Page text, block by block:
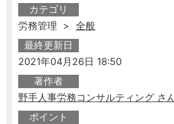
カテゴリ
労務管理 > 全般
最終更新日
2021年04月26日 18:50
著作者
野手人事労務コンサルティング さ
ポイント